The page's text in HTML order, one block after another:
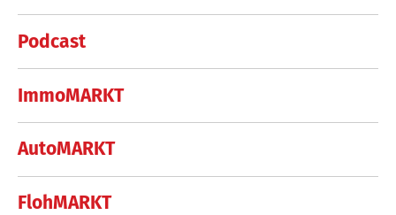
Podcast
ImmoMARKT
AutoMARKT
FlohMARKT